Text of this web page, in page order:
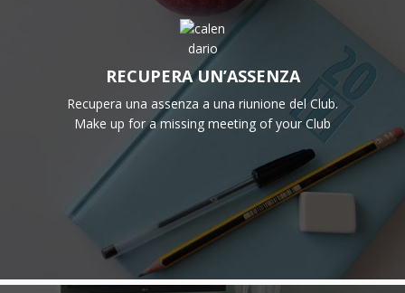
RECUPERA UN’ASSENZA
Recupera una assenza a una riunione del Club.
Make up for a missing meeting of your Club